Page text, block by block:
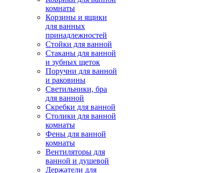
комнаты
Корзины и ящики
для ванных
принадлежностей
Стойки для ванной
Стаканы для ванной
и зубных щеток
Поручни для ванной
и раковины
Светильники, бра
для ванной
Скребки для ванной
Столики для ванной
комнаты
Фены для ванной
комнаты
Вентиляторы для
ванной и душевой
Держатели для